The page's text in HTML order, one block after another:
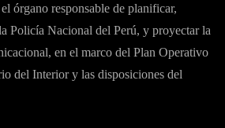
órgano responsable de planificar,
Policía Nacional del Perú, y proyectar la
en el marco del Plan Operativo
del Interior y las disposiciones del